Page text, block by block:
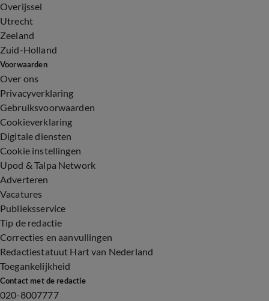
Overijssel
Utrecht
Zeeland
Zuid-Holland
Voorwaarden
Over ons
Privacyverklaring
Gebruiksvoorwaarden
Cookieverklaring
Digitale diensten
Cookie instellingen
Upod & Talpa Network
Adverteren
Vacatures
Publieksservice
Tip de redactie
Correcties en aanvullingen
Redactiestatuut Hart van Nederland
Toegankelijkheid
Contact met de redactie
020-8007777